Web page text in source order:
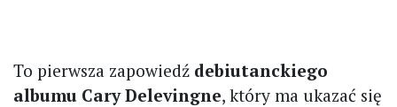
To pierwsza zapowiedź debiutanckiego
albumu Cary Delevingne, który ma ukazać się